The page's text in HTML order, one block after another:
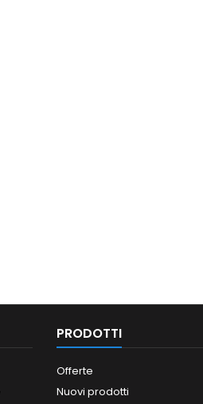
PRODOTTI
Offerte
Nuovi prodotti